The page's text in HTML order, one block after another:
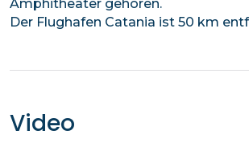
Amphitheater gehören.
Der Flughafen Catania ist 50 km
Video